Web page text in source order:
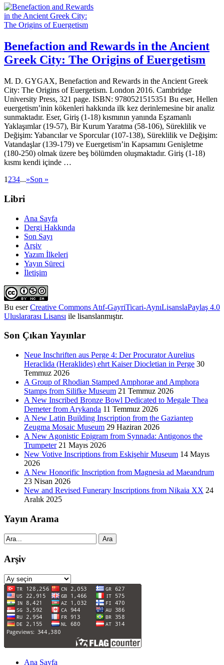
Benefaction and Rewards in the Ancient
Greek City: The Origins of Euergetism
M. D. GYGAX, Benefaction and Rewards in the Ancient Greek
City: The Origins of Euergetism. London 2016. Cambridge
University Press, 321 page. ISBN: 9780521515351 Bu eser, Hellen
euergetism’inin kökenleri hakkında ilk kez derinlemesine bir analiz
sunmaktadır. Eser, Giriş (1-18) kısmının yanında Eşzamanlı
Yaklaşımlar (19-57), Bir Kurum Yaratma (58-106), Süreklilik ve
Değişim: Yabancılar ve Sporcular (107-138), Süreklilik ve Değişim:
Vatandaşlar (139-179) ve Euerge­tism’in Kapsamını Genişletme
(180-250) olmak üzere beş bölümden oluş­maktadır. Giriş (1-18)
kısmı kendi içinde …
1 234...»Son »
Libri
Ana Sayfa
Dergi Hakkında
Son Sayı
Arşiv
Yazım İlkeleri
Yayın Süreci
İletişim
Bu eserCreative Commons Atıf-GayriTicari-AynıLisanslaPaylaş 4.0
Uluslararası Lisansı ile lisanslanmıştır.
Son Çıkan Yayınlar
Neue Inschriften aus Perge 4: Der Procurator Aurelius
Heraclida (Heraklides) ehrt Kaiser Diocletian in Perge 30
Temmuz 2026
A Group of Rhodian Stamped Amphorae and Amphora
Stamps from Silifke Museum 21 Temmuz 2026
A New Inscribed Bronze Bowl Dedicated to Megale Thea
Demeter from Arykanda 11 Temmuz 2026
A New Latin Building Inscription from the Gaziantep
Zeugma Mosaic Museum 29 Haziran 2026
A New Agonistic Epigram from Synnada: Antigonos the
Trumpeter 21 Mayıs 2026
New Votive Inscriptions from Eskişehir Museum 14 Mayıs
2026
A New Honorific Inscription from Magnesia ad Maeandrum
23 Nisan 2026
New and Revised Funerary Inscriptions from Nikaia XX 24
Aralık 2025
Yayın Arama
Ara
Arşiv
Arşiv
Ana Sayfa